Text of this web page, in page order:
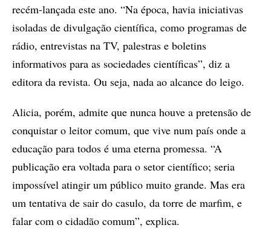
recém-lançada este ano. “Na época, havia iniciativas
isoladas de divulgação científica, como programas de
rádio, entrevistas na TV, palestras e boletins
informativos para as sociedades científicas”, diz a
editora da revista. Ou seja, nada ao alcance do leigo.
Alicia, porém, admite que nunca houve a pretensão de
conquistar o leitor comum, que vive num país onde a
educação para todos é uma eterna promessa. “A
publicação era voltada para o setor científico; seria
impossível atingir um público muito grande. Mas era
um tentativa de sair do casulo, da torre de marfim, e
falar com o cidadão comum”, explica.